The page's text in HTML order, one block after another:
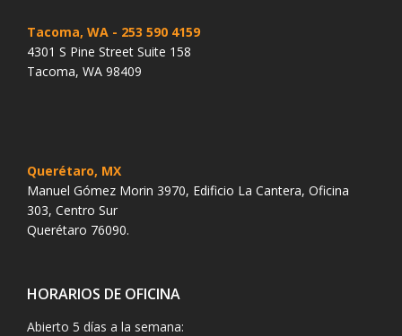
Tacoma, WA - 253 590 4159
4301 S Pine Street Suite 158
Tacoma, WA 98409
Querétaro, MX
Manuel Gómez Morin 3970, Edificio La Cantera, Oficina
303, Centro Sur
Querétaro 76090.
HORARIOS DE OFICINA
Abierto 5 días a la semana: